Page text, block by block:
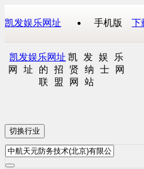
凯发娱乐网址 手机版 下
凯发娱乐网址 凯发娱乐
网址的招贤纳士网
联盟网站
切换行业